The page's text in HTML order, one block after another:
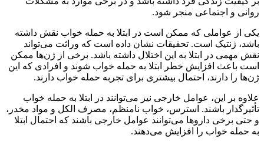
روانی و اجتماعی منجر شود.
یکی از عواملی که ممکن است در ابتلا به حمله خواب نقش داشته
باشد، ژنتیک است. تحقیقات نشان داده است که وراثت می‌تواند
نقش مهمی در ابتلا به این اختلال داشته باشد. برخی از ژن‌ها ممکن
است باعث افزایش خطر ابتلا به حمله خواب شوند و افرادی که این
ژن‌ها را دارند، احتمال بیشتری برای تجربه حمله خواب دارند.
علاوه بر این، عوامل خارجی نیز می‌توانند در ابتلا به حمله خواب
تأثیرگذار باشند. استرس، خواب نامنظم، مصرف الکل و مواد مخدر،
و حتی برخی داروها می‌توانند عوامل خارجی باشند که احتمال ابتلا
به حمله خواب را افزایش می‌دهند.